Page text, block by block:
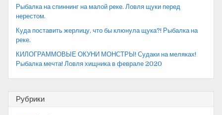
Рыбалка на спиннинг на малой реке. Ловля щуки перед
нерестом.
Куда поставить жерлицу, что бы клюнула щука?! Рыбалка на
реке.
КИЛОГРАММОВЫЕ ОКУНИ МОНСТРЫ! Судаки на меляках!
Рыбалка мечта! Ловля хищника в феврале 2020
Рубрики